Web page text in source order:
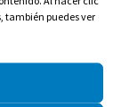
también puedes ver